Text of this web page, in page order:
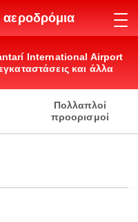
αεροδρόμια
International Airport
και άλλα
Πολλαπλοί
προορισμοί